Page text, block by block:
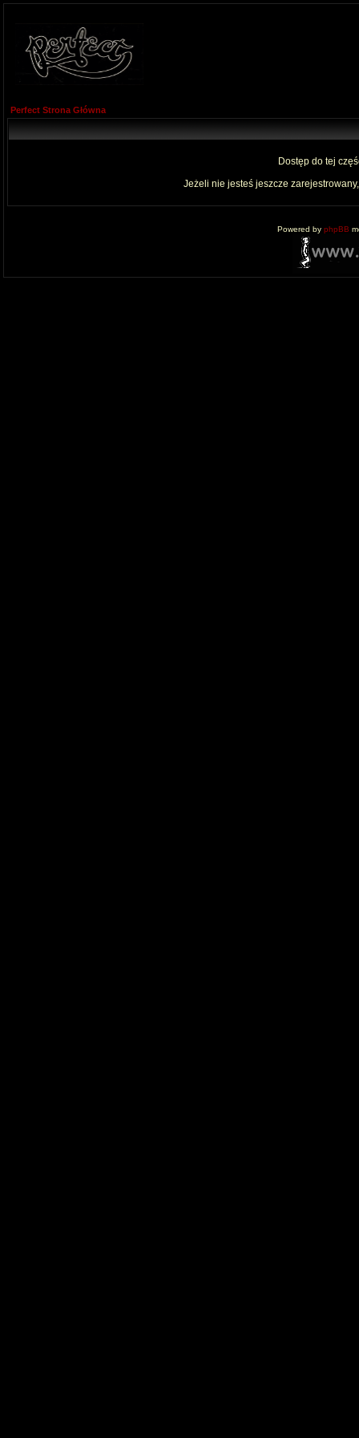
Perfect Strona Główna
Dostęp do tej
Jeżeli nie jesteś jeszcze
Powered by phpBB